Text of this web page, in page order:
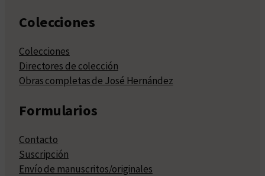
Colecciones
Colecciones
Directores de colección
Obras completas de José Hernández
Formularios
Contacto
Suscripción
Envío de manuscritos/originales